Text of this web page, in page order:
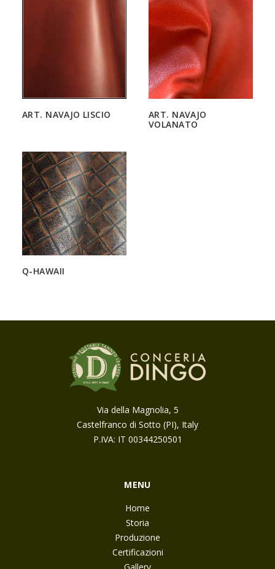
ART. NAVAJO LISCIO
ART. NAVAJO
VOLANATO
Q-HAWAII
Via della Magnolia, 5
Castelfranco di Sotto (PI), Italy
P.IVA: IT 00344250501
MENU
Home
Storia
Produzione
Certificazioni